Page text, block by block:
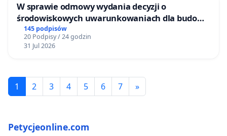
W sprawie odmowy wydania decyzji o
środowiskowych uwarunkowaniach dla budowy
zakładu wytwarzania biometanu „Krynki” w
Ostrowiu Południowym oraz ochrony
mieszkańców i Puszczy Knyszyńskiej
145 podpisów
20 Podpisy / 24 godzin
31 Jul 2026
1 2 3 4 5 6 7 »
Petycjeonline.com